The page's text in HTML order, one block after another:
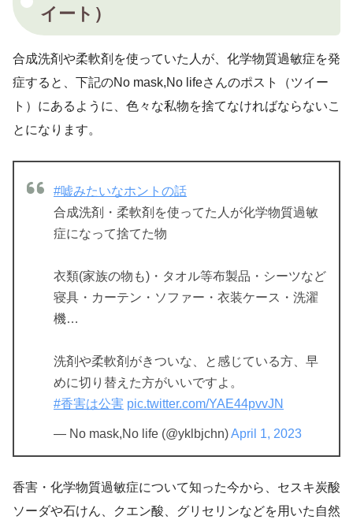
イート）
合成洗剤や柔軟剤を使っていた人が、化学物質過敏症を発
症すると、下記のNo mask,No lifeさんのポスト（ツイー
ト）にあるように、色々な私物を捨てなければならないこ
とになります。
#嘘みたいなホントの話
合成洗剤・柔軟剤を使ってた人が化学物質過敏
症になって捨てた物
衣類(家族の物も)・タオル等布製品・シーツなど
寝具・カーテン・ソファー・衣装ケース・洗濯
機…
洗剤や柔軟剤がきついな、と感じている方、早
めに切り替えた方がいいですよ。
#香害は公害 pic.twitter.com/YAE44pvvJN
— No mask,No life (@yklbjchn)April 1, 2023
香害・化学物質過敏症について知った今から、セスキ炭酸
ソーダや石けん、クエン酸、グリセリンなどを用いた自然